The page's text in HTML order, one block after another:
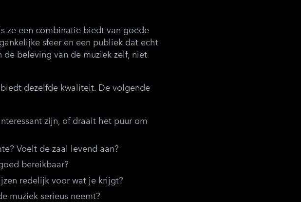
ze een combinatie biedt van goede
sfeer en een publiek dat echt
beleving van de muziek zelf, niet
dezelfde kwaliteit. De volgende
zijn, of draait het puur om
Voelt de zaal levend aan?
bereikbaar?
redelijk voor wat je krijgt?
muziek serieus neemt?